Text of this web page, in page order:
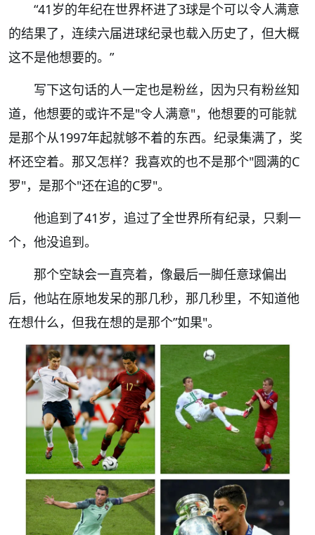
“41 岁的年纪在世界杯进了3球是个可以令人满意
的结果了，连续六届进球纪录也载入历史了，但大概
这不是他想要的。 ”
写下这句话的人一定也是粉丝，因为只有粉丝知
道，他想要的或许不是"令人满意"，他想要的可能就
是那个从1997年起就够不着的东西。纪录集满了，奖
杯还空着。那又怎样？我喜欢的也不是那个"圆满的C
罗"，是那个"还在追的C罗"。
他追到了41 岁，追过了全世界所有纪录，只剩一
个，他没追到。
那个空缺会一直亮着，像最后一脚任意球偏出
后，他站在原地发呆的那几秒，那几秒里，不知道他
在想什么，但我在想的是那个”如果"。